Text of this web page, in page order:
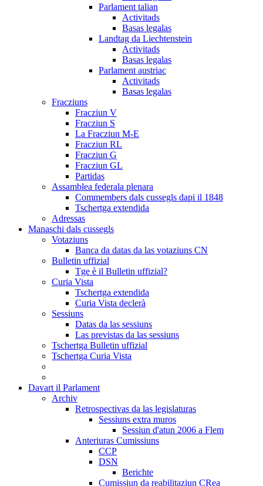
Parlament talian
Activitads
Basas legalas
Landtag da Liechtenstein
Activitads
Basas legalas
Parlament austriac
Activitads
Basas legalas
Fracziuns
Fracziun V
Fracziun S
La Fracziun M-E
Fracziun RL
Fracziun G
Fracziun GL
Partidas
Assamblea federala plenara
Commembers dals cussegls dapi il 1848
Tschertga extendida
Adressas
Manaschi dals cussegls
Votaziuns
Banca da datas da las votaziuns CN
Bulletin uffizial
Tge è il Bulletin uffizial?
Curia Vista
Tschertga extendida
Curia Vista declerà
Sessiuns
Datas da las sessiuns
Las previstas da las sessiuns
Tschertga Bulletin uffizial
Tschertga Curia Vista
Davart il Parlament
Archiv
Retrospectivas da las legislaturas
Sessiuns extra muros
Sessiun d'atun 2006 a Flem
Anteriuras Cumissiuns
CCP
DSN
Berichte
Cumissiun da reabilitaziun CRea